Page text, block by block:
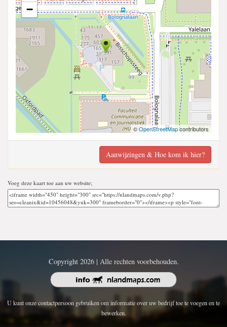
−
©OpenStreetMapcontributors
Aanwijzingen & Hoe kom ik hier?
Voeg deze kaart toe aan uw website;
Copyright 2026 | Alle rechten voorbehouden.
U kunt onze contactpersoon gebruiken om informatie over uw bedrijf toe te voegen en te
bewerken.